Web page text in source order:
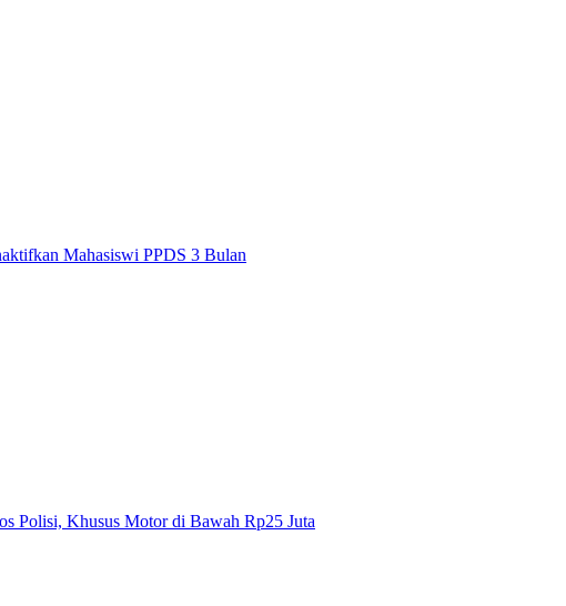
Mahasiswi PPDS 3 Bulan
Polisi, Khusus Motor di Bawah Rp25 Juta